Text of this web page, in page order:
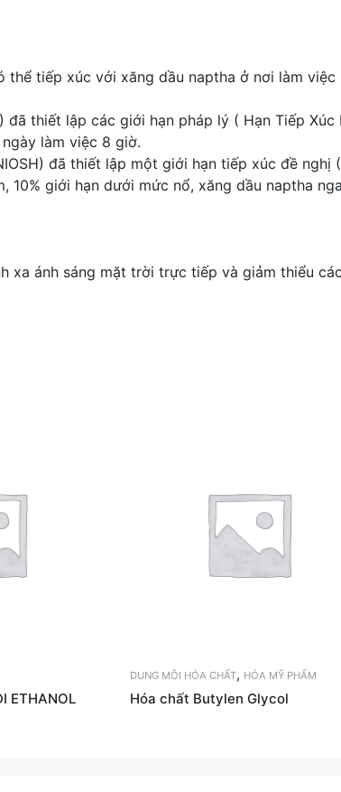
tiếp xúc với xăng dầu naptha ở nơi làm
thiết lập các giới hạn pháp lý ( Hạn Tiếp
làm việc 8 giờ.
đã thiết lập một giới hạn tiếp xúc đề
10% giới hạn dưới mức nổ, xăng dầu naptha
xa ánh sáng mặt trời trực tiếp và giảm thiểu
ETHANOL
DUNG MÔI HÓA CHẤT, HÓA MỸ PHẨM
Hóa chất Butylen Glycol